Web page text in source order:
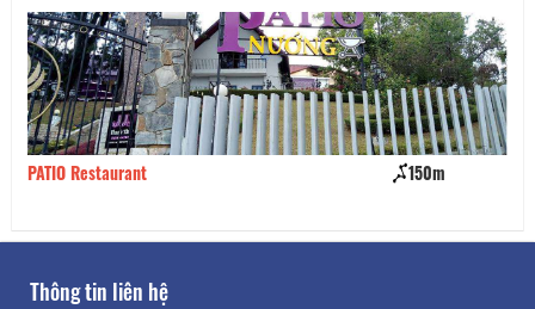
PATIO Restaurant 150m
Thông tin liên hệ